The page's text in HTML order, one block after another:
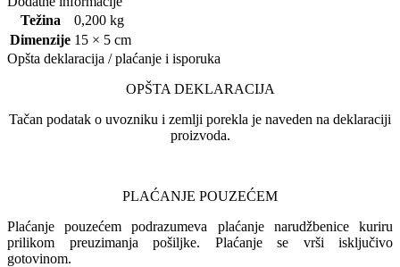
Težina
0,200 kg
Dimenzije 15 × 5 cm
Opšta deklaracija / plaćanje i isporuka
OPŠTA DEKLARACIJA
Tačan podatak o uvozniku i zemlji porekla je naveden na deklaraciji
proizvoda.
PLAĆANJE POUZEĆEM
Plaćanje pouzećem podrazumeva plaćanje narudžbenice kuriru
prilikom preuzimanja pošiljke. Plaćanje se vrši isključivo
gotovinom.